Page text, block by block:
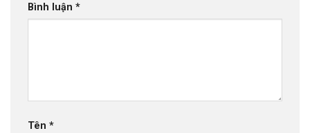
Bình luận *
Tên *